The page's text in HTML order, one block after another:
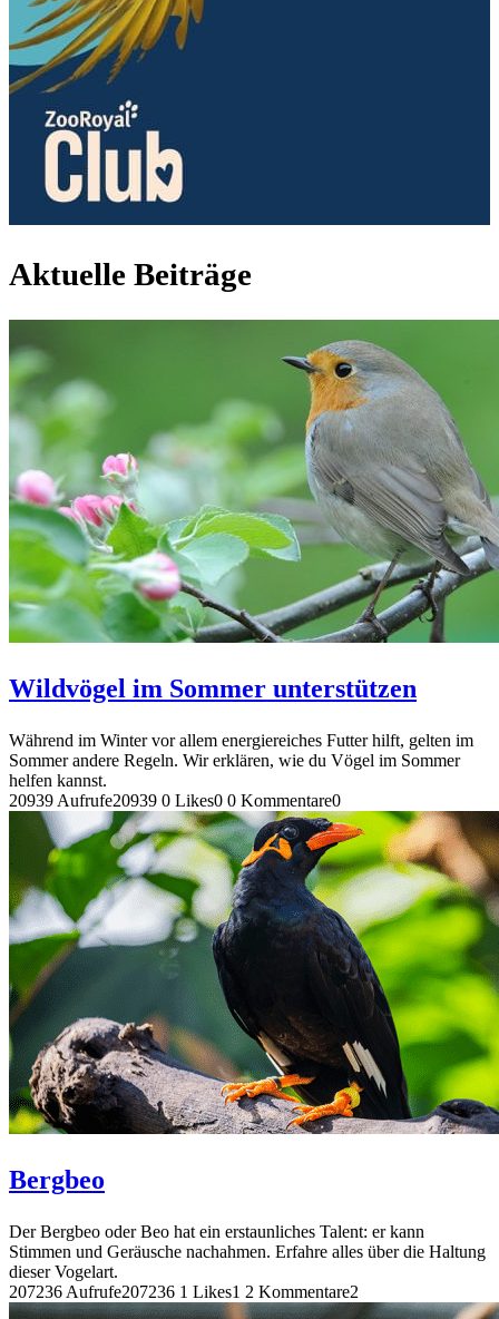
Aktuelle Beiträge
Wildvögel im Sommer unterstützen
Während im Winter vor allem energiereiches Futter hilft, gelten im
Sommer andere Regeln. Wir erklären, wie du Vögel im Sommer
helfen kannst.
20939 Aufrufe20939 0 Likes0 0 Kommentare0
Bergbeo
Der Bergbeo oder Beo hat ein erstaunliches Talent: er kann
Stimmen und Geräusche nachahmen. Erfahre alles über die Haltung
dieser Vogelart.
207236 Aufrufe207236 1 Likes1 2 Kommentare2